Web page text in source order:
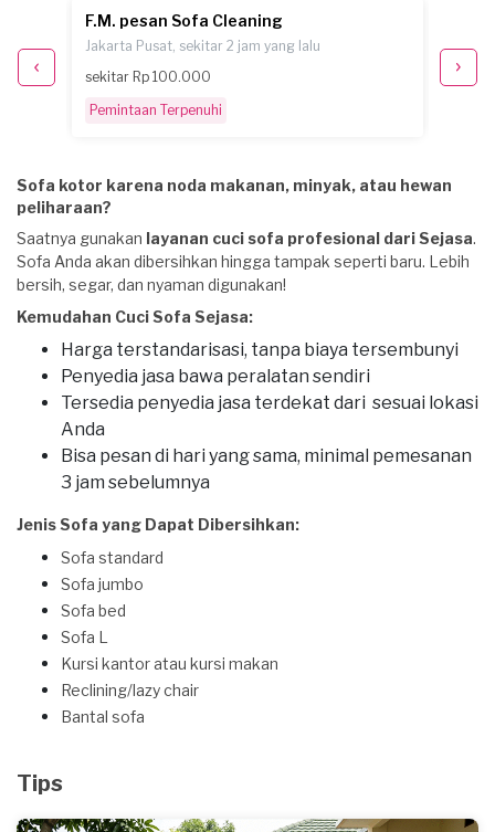
F.M. pesan Sofa Cleaning
Jakarta Pusat, sekitar 2 jam yang lalu
sekitar Rp 100.000
Pemintaan Terpenuhi
Rp
Sofa kotor karena noda makanan, minyak, atau hewan
peliharaan?
Saatnya gunakan layanan cuci sofa profesional dari Sejasa.
Sofa Anda akan dibersihkan hingga tampak seperti baru. Lebih
bersih, segar, dan nyaman digunakan!
Kemudahan Cuci Sofa Sejasa:
Harga terstandarisasi, tanpa biaya tersembunyi
Penyedia jasa bawa peralatan sendiri
Tersedia penyedia jasa terdekat dari sesuai lokasi
Anda
Bisa pesan di hari yang sama, minimal pemesanan
3 jam sebelumnya
Jenis Sofa yang Dapat Dibersihkan:
Sofa standard
Sofa jumbo
Sofa bed
Sofa L
Kursi kantor atau kursi makan
Reclining/lazy chair
Bantal sofa
Tips